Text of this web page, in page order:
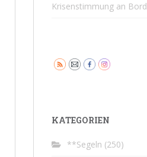
Krisenstimmung an Bord
KATEGORIEN
**Segeln (250)